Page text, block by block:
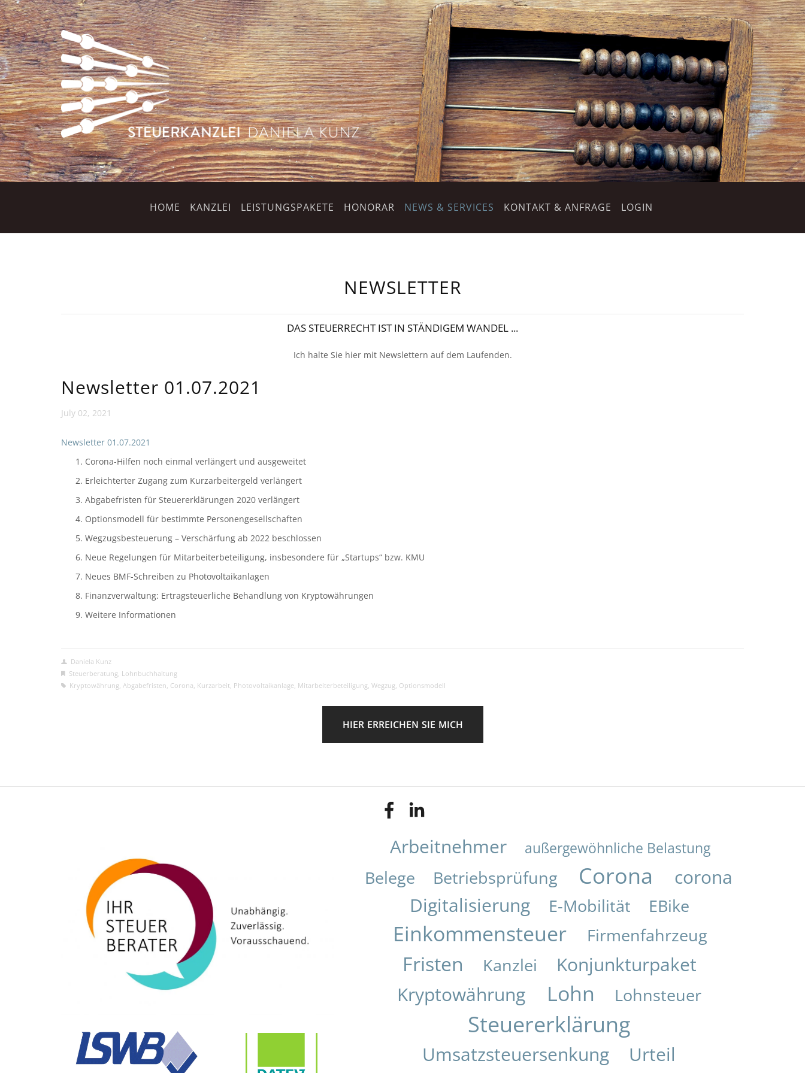
HOME KANZLEI LEISTUNGSPAKETE HONORAR NEWS & SERVICES KONTAKT & ANFRAGE LOGIN
NEWSLETTER
DAS STEUERRECHT IST IN STÄNDIGEM WANDEL ...
Ich halte Sie hier mit Newslettern auf dem Laufenden.
Newsletter 01.07.2021
July 02, 2021
Newsletter 01.07.2021
Corona-Hilfen noch einmal verlängert und ausgeweitet
Erleichterter Zugang zum Kurzarbeitergeld verlängert
Abgabefristen für Steuererklärungen 2020 verlängert
Optionsmodell für bestimmte Personengesellschaften
Wegzugsbesteuerung – Verschärfung ab 2022 beschlossen
Neue Regelungen für Mitarbeiterbeteiligung, insbesondere für „Startups“ bzw. KMU
Neues BMF-Schreiben zu Photovoltaikanlagen
Finanzverwaltung: Ertragsteuerliche Behandlung von Kryptowährungen
Weitere Informationen
Daniela Kunz
Steuerberatung, Lohnbuchhaltung
Kryptowährung, Abgabefristen, Corona, Kurzarbeit, Photovoltaikanlage, Mitarbeiterbeteiligung, Wegzug, Optionsmodell
HIER ERREICHEN SIE MICH
Arbeitnehmer außergewöhnliche Belastung
Belege Betriebsprüfung Corona
corona
Digitalisierung
E-Mobilität EBike
Einkommensteuer Firmenfahrzeug
Fristen Kanzlei
Konjunkturpaket
Kryptowährung
Lohn Lohnsteuer
Steuererklärung
Umsatzsteuersenkung Urteil